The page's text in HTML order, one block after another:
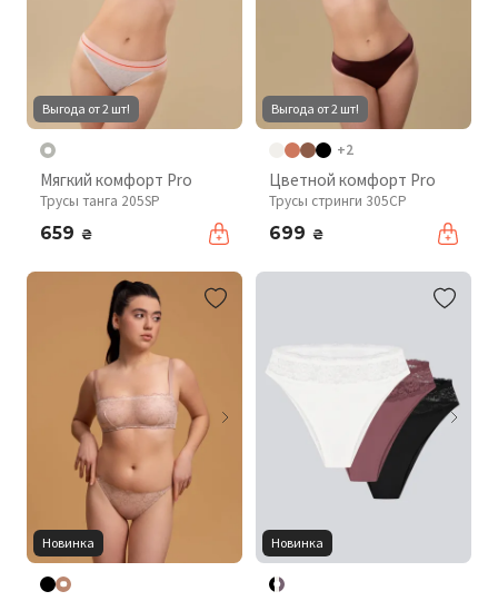
Выгода от 2 шт!
Мягкий комфорт Pro
Трусы танга 205SP
659 ₴
Выгода от 2 шт!
+2
Цветной комфорт Pro
Трусы стринги 305CP
699 ₴
Новинка Новинка